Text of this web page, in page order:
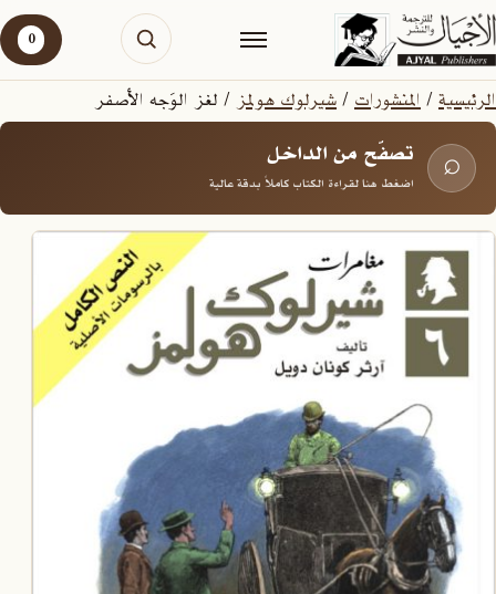
0
الرئيسية/المنشورات/شيرلوك هولمز/ لغز الوَجه الأصفر
⌕ تصفّح من الداخل
اضغط هنا لقراءة الكتاب كاملاً بدقة عالية